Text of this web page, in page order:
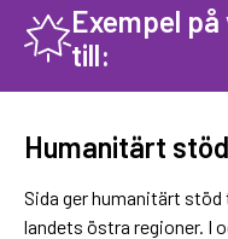
Exempel
till:
Humanitärt
Sida ger humanitärt stöd
landets östra regioner. I